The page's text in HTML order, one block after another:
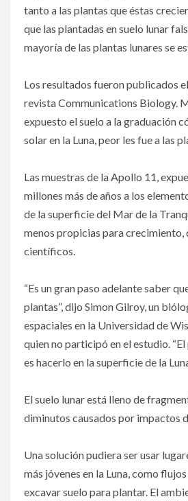
tanto a las plantas que éstas
que las plantadas en suelo lunar
mayoría de las plantas lunares se
Los resultados fueron publicados
revista Communications Biology.
expuesto el suelo a la graduación
solar en la Luna, peor les fue a las
Las muestras de la Apollo 11,
millones más de años a los
de la superficie del Mar de la
menos propicias para crecimiento,
científicos.
“Es un gran paso adelante saber
plantas”, dijo Simon Gilroy, un
espaciales en la Universidad de
quien no participó en el estudio.
es hacerlo en la superficie de la
El suelo lunar está lleno de
diminutos causados por impactos
Una solución pudiera ser usar
más jóvenes en la Luna, como
excavar suelo para plantar. El